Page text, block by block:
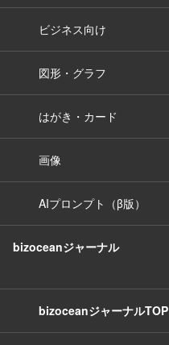
ビジネス向け
図形・グラフ
はがき・カード
画像
AIプロンプト（β版）
bizoceanジャーナル
bizoceanジャーナルTOP